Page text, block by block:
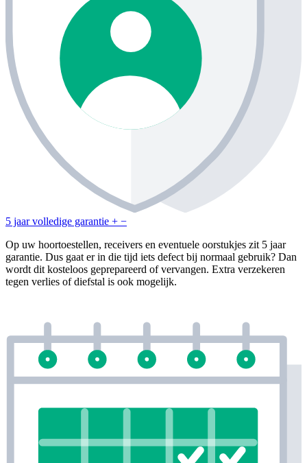
5 jaar volledige garantie + −
Op uw hoortoestellen, receivers en eventuele oorstukjes zit 5 jaar
garantie. Dus gaat er in die tijd iets defect bij normaal gebruik? Dan
wordt dit kosteloos geprepareerd of vervangen. Extra verzekeren
tegen verlies of diefstal is ook mogelijk.